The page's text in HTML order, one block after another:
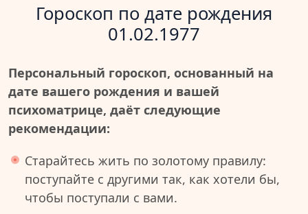
Гороскоп по дате рождения
01.02.1977
Персональный гороскоп, основанный на
дате вашего рождения и вашей
психоматрице, даёт следующие
рекомендации:
Старайтесь жить по золотому правилу:
поступайте с другими так, как хотели бы,
чтобы поступали с вами.